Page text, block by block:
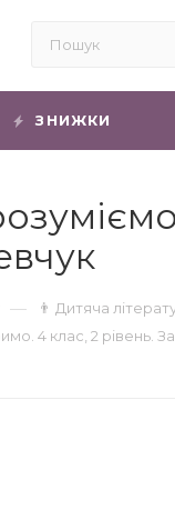
ЗНИЖКИ
— 👨 Дитяча
4 клас, 2 рівень.